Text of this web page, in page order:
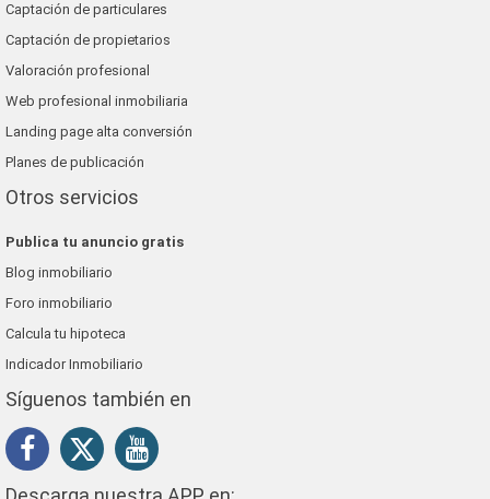
Captación de particulares
Captación de propietarios
Valoración profesional
Web profesional inmobiliaria
Landing page alta conversión
Planes de publicación
Otros servicios
Publica tu anuncio gratis
Blog inmobiliario
Foro inmobiliario
Calcula tu hipoteca
Indicador Inmobiliario
Síguenos también en